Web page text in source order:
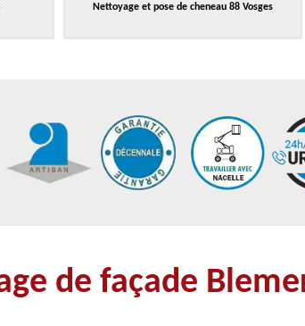
Nettoyage et pose de cheneau 88 Vosges
de façade